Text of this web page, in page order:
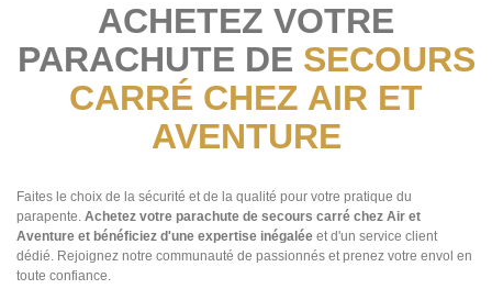
ACHETEZ VOTRE
PARACHUTE DE SECOURS
CARRÉ CHEZ AIR ET
AVENTURE
Faites le choix de la sécurité et de la qualité pour votre pratique du
parapente. Achetez votre parachute de secours carré chez Air et
Aventure et bénéficiez d'une expertise inégalée et d'un service client
dédié. Rejoignez notre communauté de passionnés et prenez votre envol en
toute confiance.